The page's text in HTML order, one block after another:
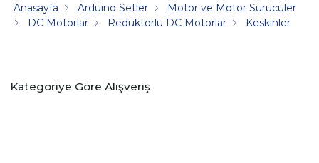
Anasayfa Arduino Setler
Motor ve Motor Sürücüler
DC Motorlar
Redüktörlü DC Motorlar Keskinler
Kategoriye Göre Alışveriş